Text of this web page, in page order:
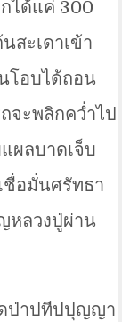
ได้แค่ 300
สะเดาเข้า
โอบได้ถอน
จะพลิกคว่ำไป
ผลบาดเจ็บ
ชื่อมั่นศรัทธา
หลวงปู่ผ่าน
ป่าปทีปปุญญา